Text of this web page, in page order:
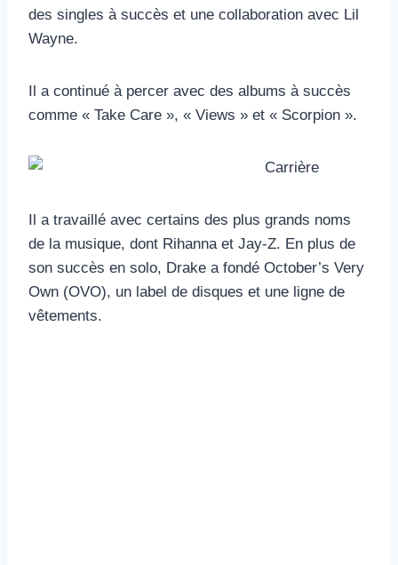
des singles à succès et une collaboration avec Lil
Wayne.
Il a continué à percer avec des albums à succès
comme « Take Care », « Views » et « Scorpion ».
Il a travaillé avec certains des plus grands noms
de la musique, dont Rihanna et Jay-Z. En plus de
son succès en solo, Drake a fondé October’s Very
Own (OVO), un label de disques et une ligne de
vêtements.